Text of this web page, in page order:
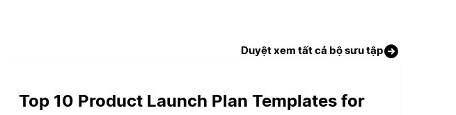
Duyệt xem tất cả bộ sưu tập
Top 10 Product Launch Plan Templates for